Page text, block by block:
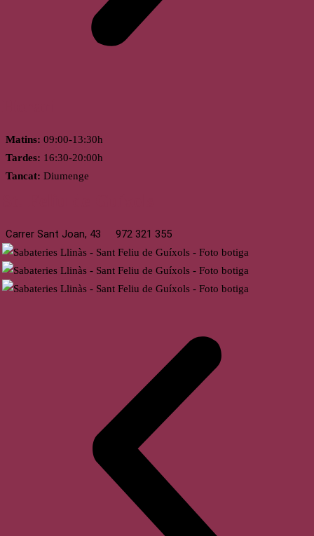
Matins: 09:00-13:30h
Tardes: 16:30-20:00h
Tancat: Diumenge
Carrer Sant Joan, 43 972 321 355